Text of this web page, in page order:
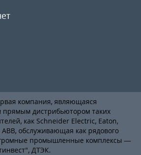
компания, являющаяся
дистрибьютором таких
как Schneider Electric, Eaton,
обслуживающая как рядового
промышленные комплексы —
ДТЭК.